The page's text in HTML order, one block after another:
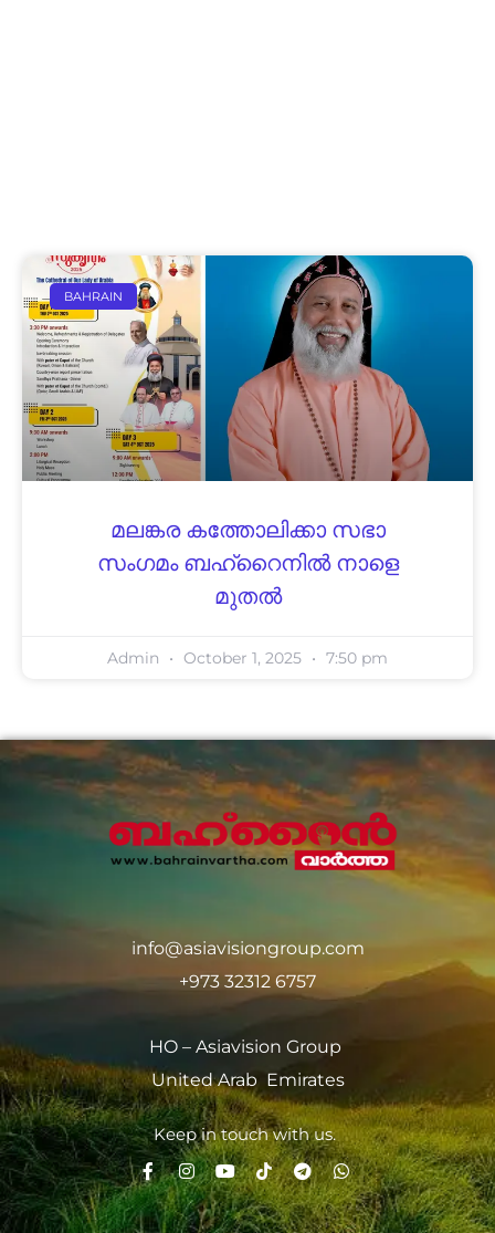
BAHRAIN
മലങ്കര കത്തോലിക്കാ സഭാ
സംഗമം ബഹ്‌റൈനില്‍ നാളെ
മുതല്‍
Admin October 1, 2025 7:50 pm
info@asiavisiongroup.com
+973 32312 6757
HO – Asiavision Group
United Arab Emirates
Keep in touch with us.